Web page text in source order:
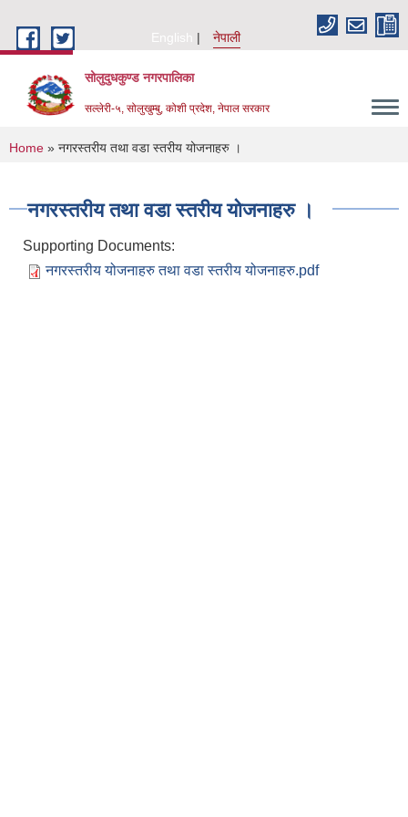
English
नेपाली
सोलुदुधकुण्ड नगरपालिका
सल्लेरी-५, सोलुखुम्बु, कोशी प्रदेश, नेपाल सरकार
You are here
Home » नगरस्तरीय तथा वडा स्तरीय योजनाहरु ।
नगरस्तरीय तथा वडा स्तरीय योजनाहरु ।
Supporting Documents:
नगरस्तरीय योजनाहरु तथा वडा स्तरीय योजनाहरु.pdf